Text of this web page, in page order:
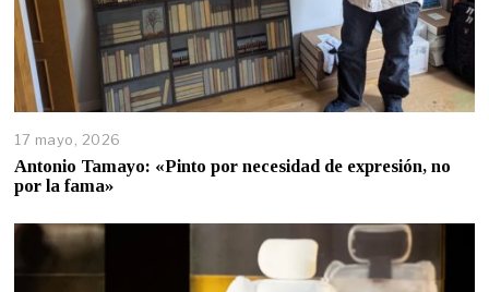
17 mayo, 2026
Antonio Tamayo: «Pinto por necesidad de expresión, no
por la fama»